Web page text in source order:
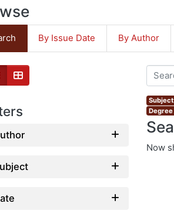
By Issue Date By Author
Now